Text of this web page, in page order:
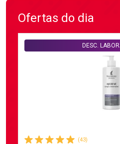
Ofertas do dia
(43)
DESC.